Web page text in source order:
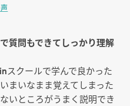
問もできてしっかり理解
スクールで学んで良かった
まいなまま覚えてしまった
いところがうまく説明でき